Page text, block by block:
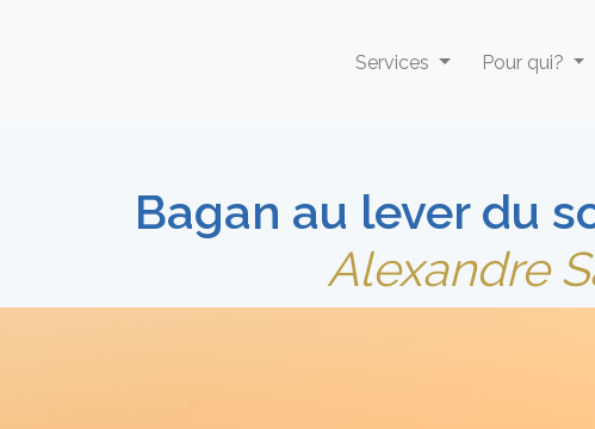
Services Pour qui?
Bagan au lever du
Alexandre